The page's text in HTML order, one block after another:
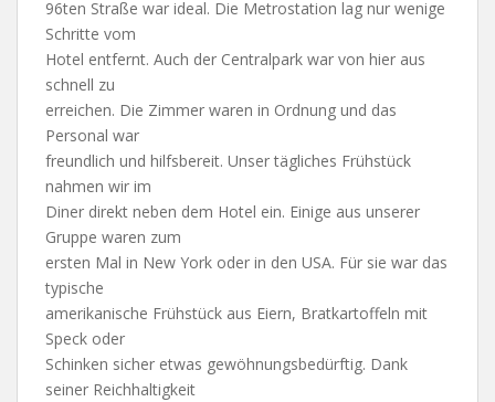
96ten Straße war ideal. Die Metrostation lag nur wenige
Schritte vom
Hotel entfernt. Auch der Centralpark war von hier aus
schnell zu
erreichen. Die Zimmer waren in Ordnung und das
Personal war
freundlich und hilfsbereit. Unser tägliches Frühstück
nahmen wir im
Diner direkt neben dem Hotel ein. Einige aus unserer
Gruppe waren zum
ersten Mal in New York oder in den USA. Für sie war das
typische
amerikanische Frühstück aus Eiern, Bratkartoffeln mit
Speck oder
Schinken sicher etwas gewöhnungsbedürftig. Dank
seiner Reichhaltigkeit